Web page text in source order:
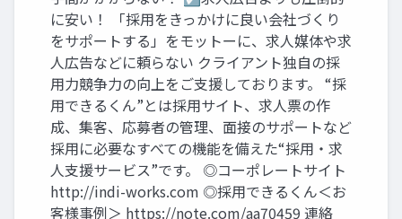
に安い！ 「採用をきっかけに良い会社づくり
をサポートする」をモットーに、求人媒体や求
人広告などに頼らない クライアント独自の採
用力競争力の向上をご支援しております。 “採
用できるくん”とは採用サイト、求人票の作
成、集客、応募者の管理、面接のサポートなど
採用に必要なすべての機能を備えた“採用・求
人支援サービス”です。 ◎コーポレートサイト
http://indi-works.com ◎採用できるくん＜お
客様事例＞ https://note.com/aa70459 連絡